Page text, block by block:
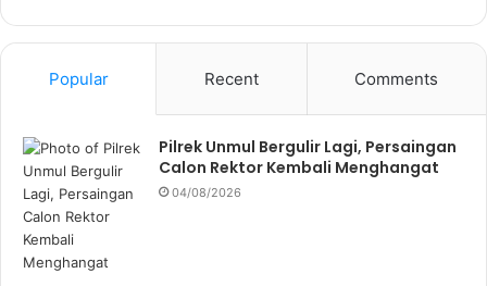
Popular Recent Comments
Pilrek Unmul Bergulir Lagi, Persaingan
Calon Rektor Kembali Menghangat
04/08/2026